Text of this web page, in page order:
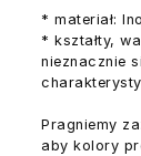
* materiał:
* kształty,
nieznacznie
Pragniemy
aby kolory